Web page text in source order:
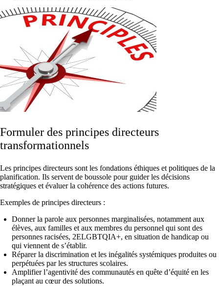
Formuler des principes directeurs
transformationnels
Les principes directeurs sont les fondations éthiques et politiques de la
planification. Ils servent de boussole pour guider les décisions
stratégiques et évaluer la cohérence des actions futures.
Exemples de principes directeurs :
Donner la parole aux personnes marginalisées, notamment aux
élèves, aux familles et aux membres du personnel qui sont des
personnes racisées, 2ELGBTQIA+, en situation de handicap ou
qui viennent de s’établir.
Réparer la discrimination et les inégalités systémiques produites ou
perpétuées par les structures scolaires.
Amplifier l’agentivité des communautés en quête d’équité en les
plaçant au cœur des solutions.